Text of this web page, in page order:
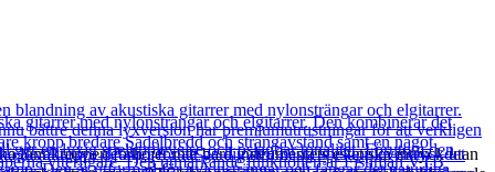
lönnkroppen förhöjer inte bara instrumentets estetiska intryck utan